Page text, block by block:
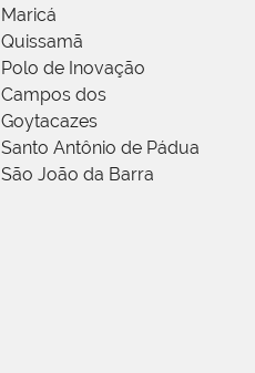
Maricá
Quissamã
Polo de Inovação
Campos dos
Goytacazes
Santo Antônio de Pádua
São João da Barra